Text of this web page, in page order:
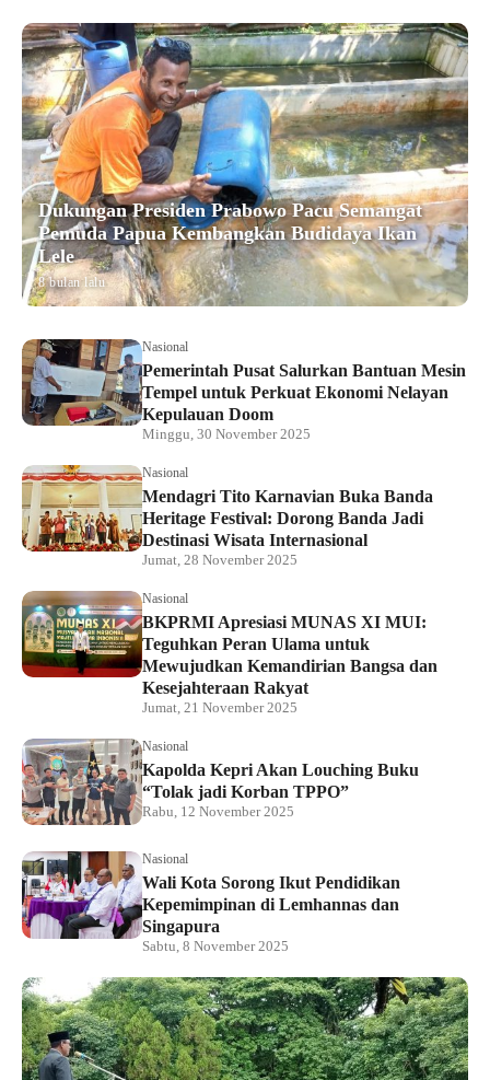
Dukungan Presiden Prabowo Pacu Semangat
Pemuda Papua Kembangkan Budidaya Ikan
Lele
8 bulan lalu
Nasional
Pemerintah Pusat Salurkan Bantuan Mesin
Tempel untuk Perkuat Ekonomi Nelayan
Kepulauan Doom
Minggu, 30 November 2025
Nasional
Mendagri Tito Karnavian Buka Banda
Heritage Festival: Dorong Banda Jadi
Destinasi Wisata Internasional
Jumat, 28 November 2025
Nasional
BKPRMI Apresiasi MUNAS XI MUI:
Teguhkan Peran Ulama untuk
Mewujudkan Kemandirian Bangsa dan
Kesejahteraan Rakyat
Jumat, 21 November 2025
Nasional
Kapolda Kepri Akan Louching Buku
“Tolak jadi Korban TPPO”
Rabu, 12 November 2025
Nasional
Wali Kota Sorong Ikut Pendidikan
Kepemimpinan di Lemhannas dan
Singapura
Sabtu, 8 November 2025